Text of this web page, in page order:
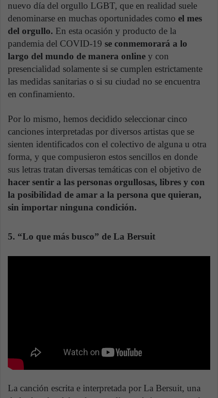
nuevo día del orgullo LGBT, que en realidad suele
denominarse en muchas oportunidades como el mes
del orgullo. En esta ocasión y producto de la
pandemia del COVID-19 se conmemorará a lo
largo del mundo de manera online y con
presencialidad solamente si se cumplen estrictamente
las medidas sanitarias o si su ciudad no se encuentra
en confinamiento.
Por lo mismo, hemos decidido seleccionar cinco
canciones interpretadas por diversos artistas que se
sienten identificados con el colectivo de alguna u otra
forma, y que compusieron estos sencillos en donde
sus letras tratan diversas temáticas con el objetivo de
hacer sentir a las personas orgullosas, libres y con
la posibilidad de amar a la persona que quieran,
sin importar ninguna condición.
5. “Lo que más busco” de La Bersuit
La canción escrita e interpretada por La Bersuit, una